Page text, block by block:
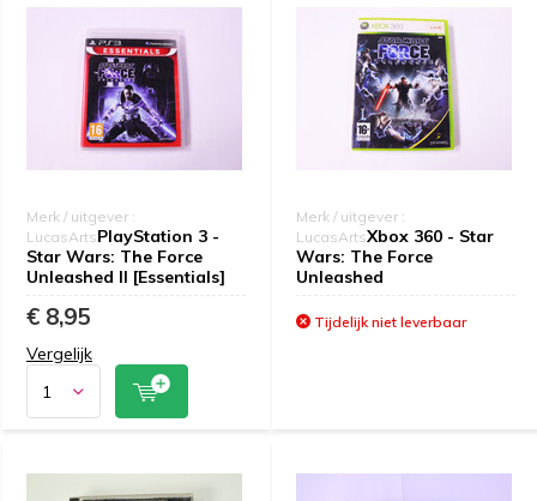
Merk / uitgever :
LucasArtsPlayStation 3 -
Star Wars: The Force
Unleashed II [Essentials]
€ 8,95
Vergelijk
Merk / uitgever :
LucasArtsXbox 360 - Star
Wars: The Force
Unleashed
Tijdelijk niet leverbaar